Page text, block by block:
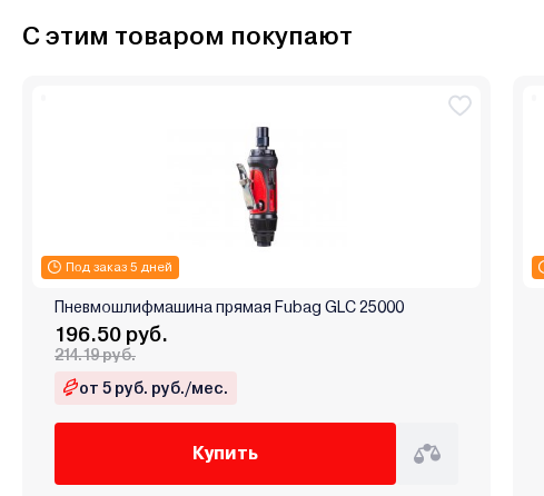
С этим товаром покупают
Под заказ 5 дней
Пневмошлифмашина прямая Fubag GLC 25000
196.50 руб.
214.19 руб.
от 5 руб. руб./мес.
Купить